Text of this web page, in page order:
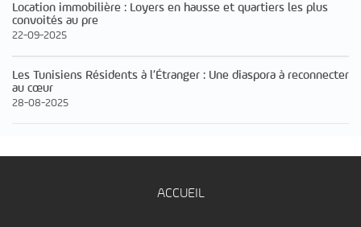
Location immobilière : Loyers en hausse et quartiers les plus
convoités au pre
22-09-2025
Les Tunisiens Résidents à l’Étranger : Une diaspora à reconnecter
au cœur
28-08-2025
ACCUEIL